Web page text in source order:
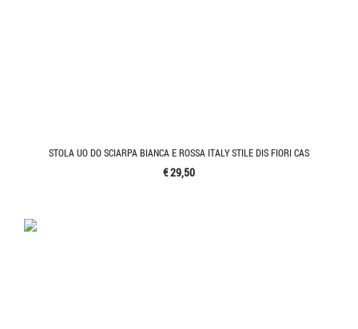
STOLA UO DO SCIARPA BIANCA E ROSSA ITALY STILE DIS FIORI CAS
€ 29,50